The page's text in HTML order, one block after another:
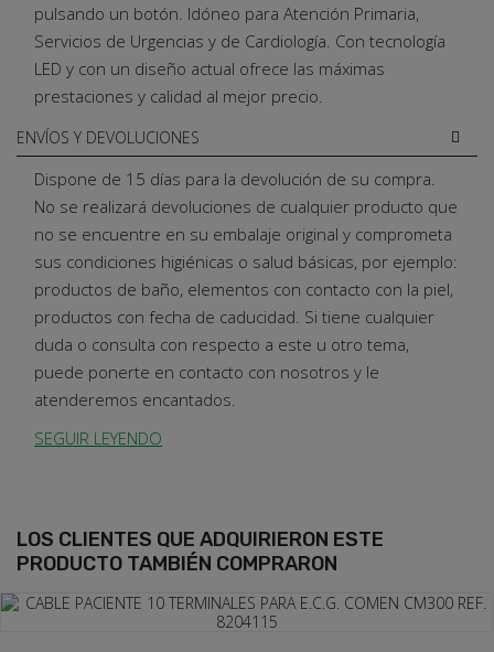
pulsando un botón. Idóneo para Atención Primaria,
Servicios de Urgencias y de Cardiología. Con tecnología
LED y con un diseño actual ofrece las máximas
prestaciones y calidad al mejor precio.
ENVÍOS Y DEVOLUCIONES
Dispone de 15 días para la devolución de su compra.
No se realizará devoluciones de cualquier producto que
no se encuentre en su embalaje original y comprometa
sus condiciones higiénicas o salud básicas, por ejemplo:
productos de baño, elementos con contacto con la piel,
productos con fecha de caducidad. Si tiene cualquier
duda o consulta con respecto a este u otro tema,
puede ponerte en contacto con nosotros y le
atenderemos encantados.
SEGUIR LEYENDO
LOS CLIENTES QUE ADQUIRIERON ESTE
PRODUCTO TAMBIÉN COMPRARON